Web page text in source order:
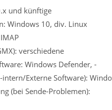
und künftige
Windows 10, div. Linux
verschiedene
Windows Defender, -
Externe Software):
(bei Sende-Problemen):